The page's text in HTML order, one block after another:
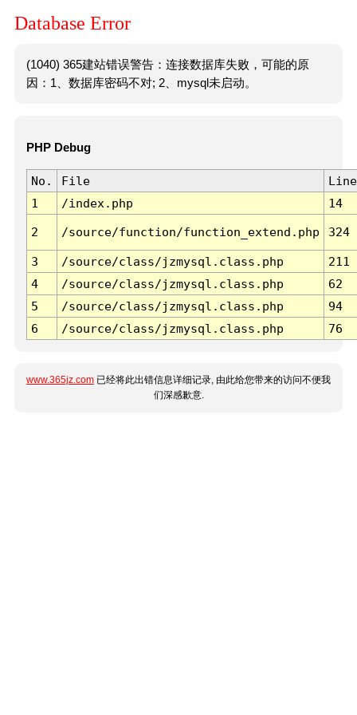
Database Error
(1040) 365建站错误警告：连接数据库失败，可能的原
因：1、数据库密码不对; 2、mysql未启动。
PHP Debug
No. File
Line
1
/index.php 14
2 /source/function/function_extend.php 324
3 /source/class/jzmysql.class.php
211
4
/source/class/jzmysql.class.php
62
5
/source/class/jzmysql.class.php
94
6
/source/class/jzmysql.class.php 76
www.365jz.com 已经将此出错信息详细记录, 由此给您带来的访问不便我
们深感歉意.